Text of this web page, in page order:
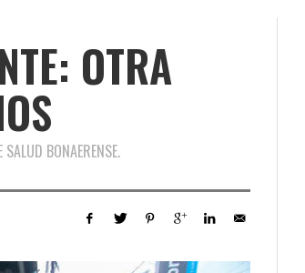
OTRA
BONAERENSE.